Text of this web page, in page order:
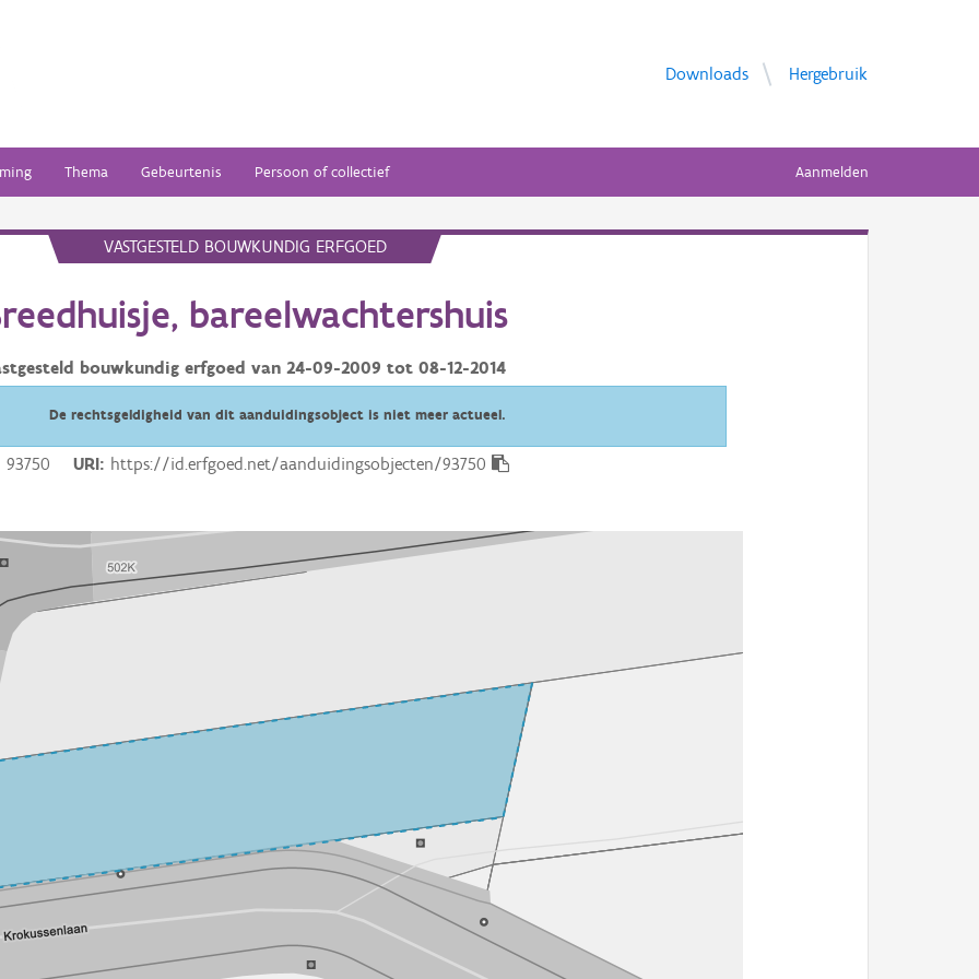
Downloads Hergebruik
Thema Gebeurtenis Persoon of collectief Aanmelden
VASTGESTELD BOUWKUNDIG ERFGOED
bareelwachtershuis
bouwkundig erfgoed van24-09-2009 tot08-12-2014
De rechtsgeldigheid van dit aanduidingsobject is niet meer actueel.
93750 URI https://id.erfgoed.net/aanduidingsobjecten/93750